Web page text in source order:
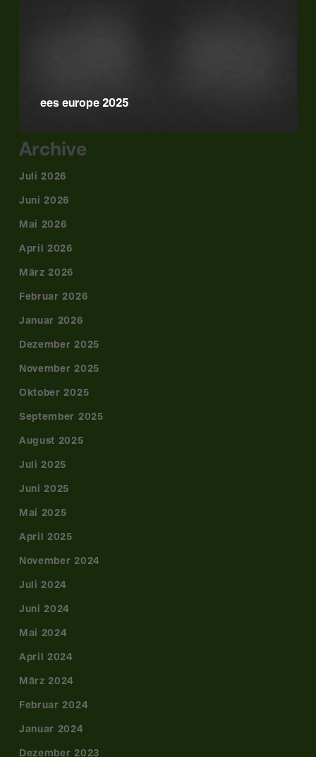
ees europe 2025
Archive
Juli 2026
Juni 2026
Mai 2026
April 2026
März 2026
Februar 2026
Januar 2026
Dezember 2025
November 2025
Oktober 2025
September 2025
August 2025
Juli 2025
Juni 2025
Mai 2025
April 2025
November 2024
Juli 2024
Juni 2024
Mai 2024
April 2024
März 2024
Februar 2024
Januar 2024
Dezember 2023